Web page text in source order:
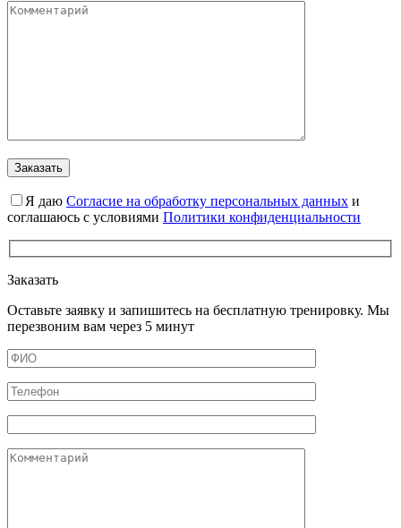
Я даю Cогласие на обработку персональных данных и
соглашаюсь с условиями Политики конфиденциальности
Заказать
Оставьте заявку и запишитесь на бесплатную тренировку. Мы
перезвоним вам через 5 минут